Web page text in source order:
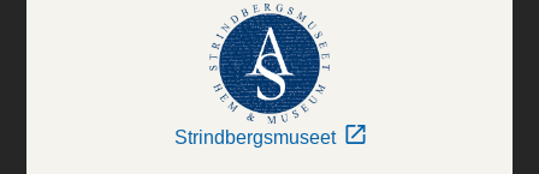
Strindbergsmuseet